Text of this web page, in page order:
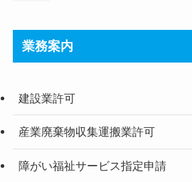
業務案内
建設業許可
産業廃棄物収集運搬業許可
障がい福祉サービス指定申請